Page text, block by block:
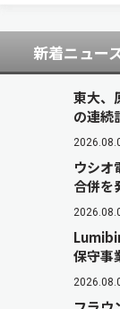
新着ニュー
東大、
の連続
ウシオ
合併を
保守事